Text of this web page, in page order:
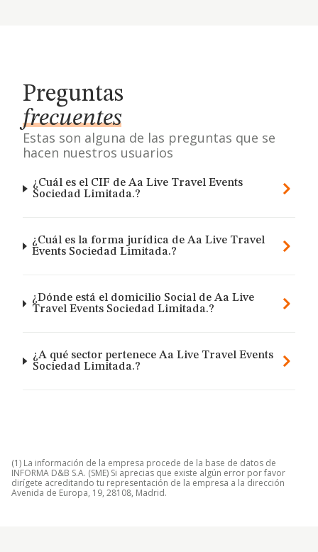
Preguntas
frecuentes
Estas son alguna de las preguntas que se
hacen nuestros usuarios
¿Cuál es el CIF de Aa Live Travel Events
Sociedad Limitada.?
¿Cuál es la forma jurídica de Aa Live Travel
Events Sociedad Limitada.?
¿Dónde está el domicilio Social de Aa Live
Travel Events Sociedad Limitada.?
¿A qué sector pertenece Aa Live Travel Events
Sociedad Limitada.?
(1) La información de la empresa procede de la base de datos de
INFORMA D&B S.A. (SME) Si aprecias que existe algún error por favor
dirígete acreditando tu representación de la empresa a la dirección
Avenida de Europa, 19, 28108, Madrid.